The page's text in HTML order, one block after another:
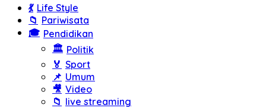
💃 Life Style
📁 Pariwisata
🎓 Pendidikan
🏛️ Politik
🏅 Sport
📌 Umum
🎥 Video
📁 live streaming